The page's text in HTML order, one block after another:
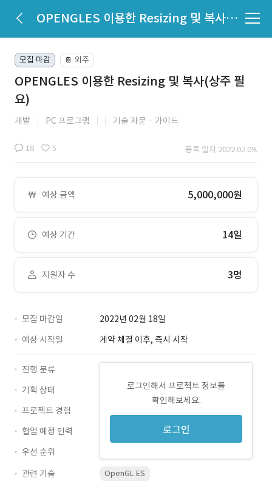
OPENGLES 이용한 Resizing 및 복사(상주 필요)
모집 마감 📔 외주
OPENGLES 이용한 Resizing 및 복사(상주 필
요)
개발 PC 프로그램 기술 자문ㆍ가이드
18 5 등록 일자 2022.02.09.
예상 금액 5,000,000원
예상 기간 14일
지원자 수 3명
모집 마감일
2022년 02월 18일
예상 시작일
계약 체결 이후, 즉시 시작
로그인해서 프로젝트 정보를
확인해보세요.
로그인
진행 분류
기획 상태
프로젝트 경험
협업 예정 인력
우선 순위
관련 기술
OpenGL ES